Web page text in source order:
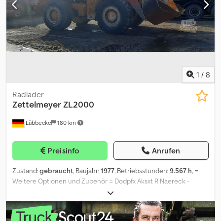
1 / 8
Lübbecke 180 km
Radlader
ZettelmeyerZL2000
Preisinfo Anrufen
Zustand:gebraucht, Baujahr:1977, Betriebsstunden:9.567 h, =
Weitere Optionen und Zubehör = Dodpfx Aksxt R Naereck -
Elektronisches Bremssystem (EBS) = Anmerkungen =
Zettelmeyer ZL2000 IDNR 901 Zettelmeyer ZL 2000 aus BJ1977
mit circa 9567 Stunden Gerne erwarten wir Sie zur Beratung